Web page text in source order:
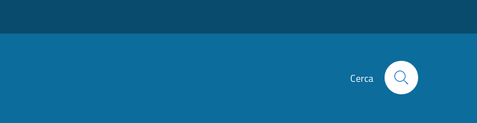
Cerca